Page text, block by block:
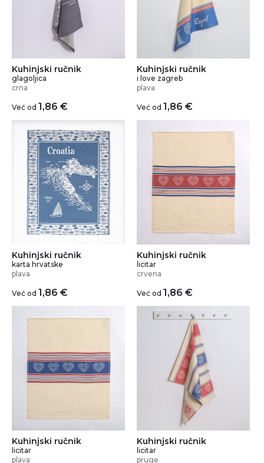
Kuhinjski ručnik
glagoljica
crna
Već od 1,86 €
Kuhinjski ručnik
i love zagreb
plava
Već od 1,86 €
Kuhinjski ručnik
karta hrvatske
plava
Već od 1,86 €
Kuhinjski ručnik
licitar
crvena
Već od 1,86 €
Kuhinjski ručnik
licitar
plava
Kuhinjski ručnik
licitar
pruge